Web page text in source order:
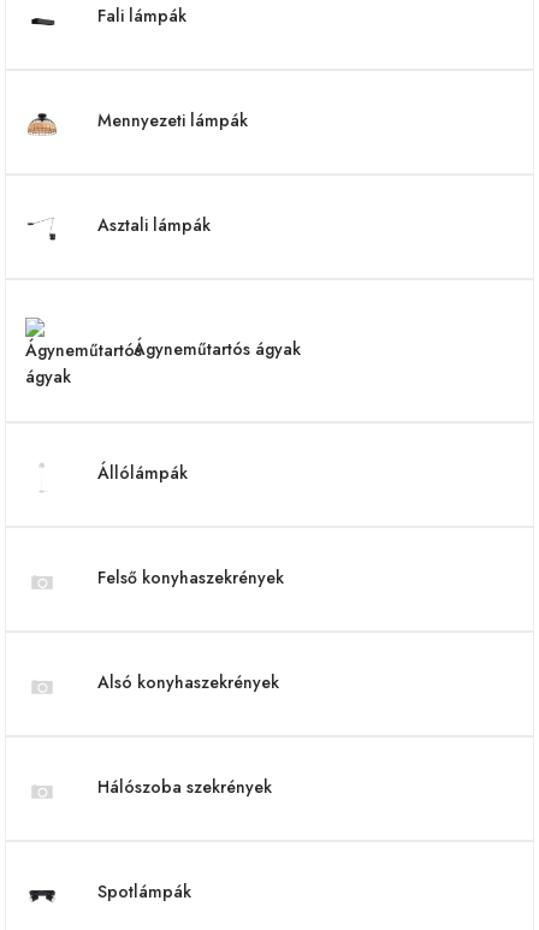
Fali lámpák
Mennyezeti lámpák
Asztali lámpák
Ágyneműtartós ágyak
Állólámpák
Felső konyhaszekrények
Alsó konyhaszekrények
Hálószoba szekrények
Spotlámpák